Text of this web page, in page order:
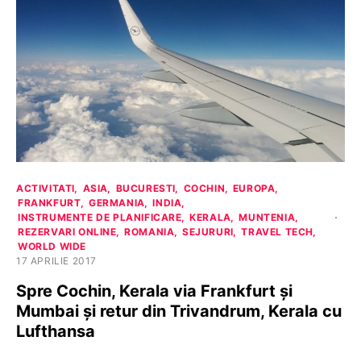
ACTIVITATI ASIA BUCURESTI COCHIN
EUROPA
FRANKFURT
GERMANIA
INDIA
INSTRUMENTE DE PLANIFICARE
KERALA
MUNTENIA
REZERVARI ONLINE
ROMANIA SEJURURI
TRAVEL TECH
WORLD WIDE
17 APRILIE 2017
Spre Cochin, Kerala via Frankfurt și
Mumbai și retur din Trivandrum, Kerala cu
Lufthansa